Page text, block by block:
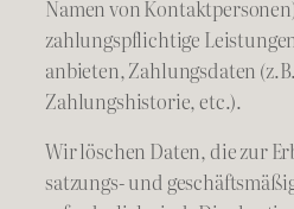
Namen von
zahlungspflichtige
anbieten, Zahlungsdaten
Zahlungshistorie, etc.).
Wir löschen Daten, die zur
satzungs- und